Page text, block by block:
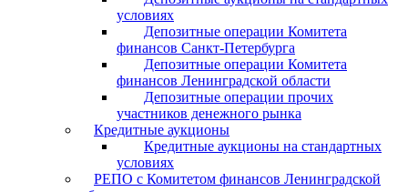
условиях
Депозитные операции Комитета
финансов Санкт-Петербурга
Депозитные операции Комитета
финансов Ленинградской области
Депозитные операции прочих
участников денежного рынка
Кредитные аукционы
Кредитные аукционы на стандартных
условиях
РЕПО с Комитетом финансов Ленинградской